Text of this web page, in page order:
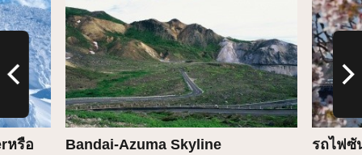
หรือ Bandai-Azuma Skyline รถไฟซั